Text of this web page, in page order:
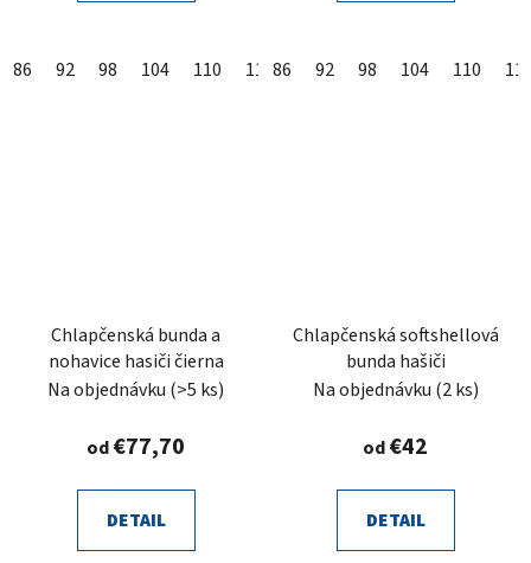
86 92 98 104 110 116 122 128 134
86 92 98 104 110
Chlapčenská bunda a
nohavice hasiči čierna
Na objednávku (>5 ks)
od€77,70
DETAIL
Chlapčenská softshellová
bunda hašiči
Na objednávku (2 ks)
od€42
DETAIL